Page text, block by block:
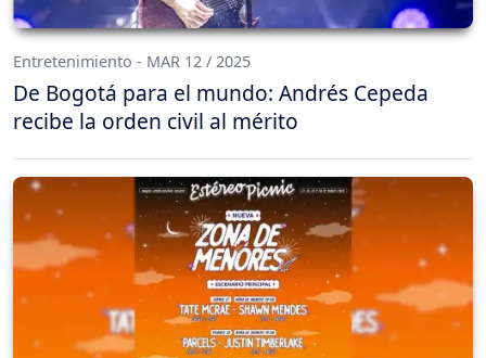
Entretenimiento - MAR 12 / 2025
De Bogotá para el mundo: Andrés Cepeda
recibe la orden civil al mérito